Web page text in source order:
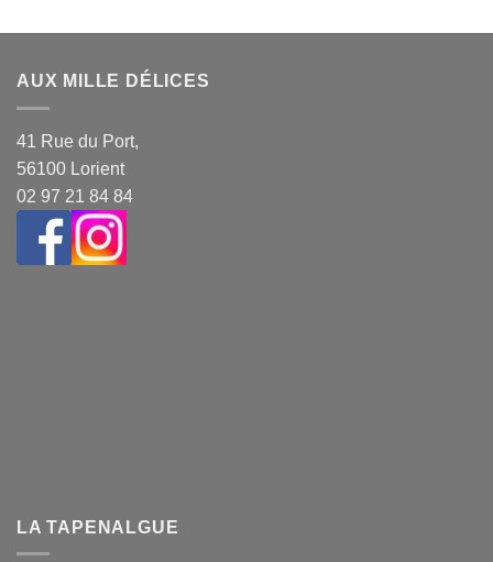
AUX MILLE DÉLICES
41 Rue du Port,
56100 Lorient
02 97 21 84 84
LA TAPENALGUE